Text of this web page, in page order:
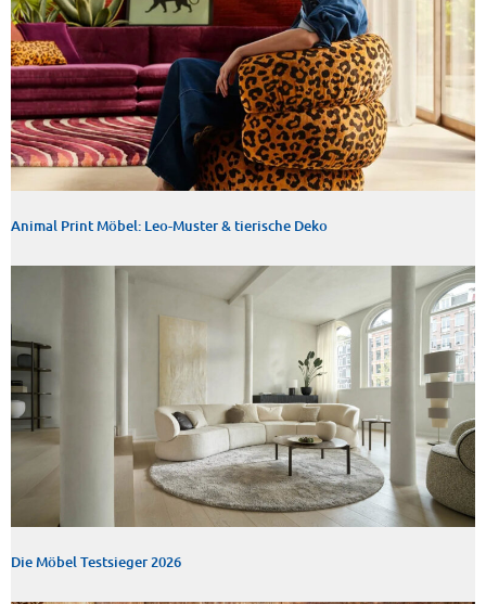
Animal Print Möbel: Leo-Muster & tierische Deko
Die Möbel Testsieger 2026